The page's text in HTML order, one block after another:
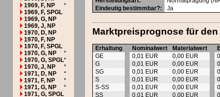
1969, F, NP
*
1969, F, SPGL
1969, G, NP
1969, J, NP
1970, D, NP
1970, F, NP
1970, F, SPGL
1970, G, NP
*
1970, G, SPGL*
1970, J, NP
*
1971, D, NP
*
1971, F, NP
*
1971, G, NP
*
1971, G, SPGL
Eindeutig bestimmbar?: Ja
Marktpreisprognose für den
Erhaltung Nominalwert Materialwert
GE
0,01 EUR 0,00 EUR
G
0,01 EUR 0,00 EUR
SG
0,01 EUR 0,00 EUR
S
0,01 EUR 0,00 EUR
S-SS
0,01 EUR 0,00 EUR
SS
0,01 EUR 0,00 EUR